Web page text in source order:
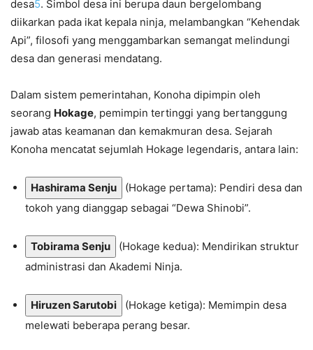
desa5. Simbol desa ini berupa daun bergelombang
diikarkan pada ikat kepala ninja, melambangkan “Kehendak
Api”, filosofi yang menggambarkan semangat melindungi
desa dan generasi mendatang.
Dalam sistem pemerintahan, Konoha dipimpin oleh
seorang Hokage, pemimpin tertinggi yang bertanggung
jawab atas keamanan dan kemakmuran desa. Sejarah
Konoha mencatat sejumlah Hokage legendaris, antara lain:
Hashirama Senju
(Hokage pertama): Pendiri desa dan
tokoh yang dianggap sebagai “Dewa Shinobi”.
Tobirama Senju
(Hokage kedua): Mendirikan struktur
administrasi dan Akademi Ninja.
Hiruzen Sarutobi
(Hokage ketiga): Memimpin desa
melewati beberapa perang besar.